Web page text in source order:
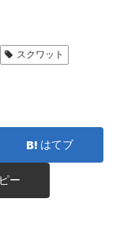
スクワット
はてブ
ー